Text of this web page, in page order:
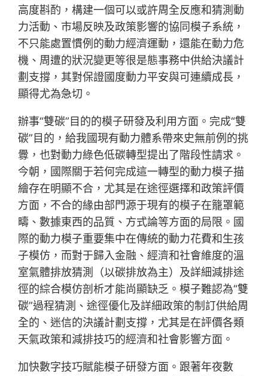
高度斟酌，構建一個可以或許周全反應和猜測動
力活動、市場反映及政策影響的協同模子系統，
不只能處置慣例的動力經濟運動，還能在動力危
機、周遭的狀況變更等很是態事務中供給決議計
劃支撐，其對保證國度動力平安與可連續成長，
顯得尤為急切。
辦事“雙碳”目的的模子研發及利用方面。完成“雙
碳”目的，給我國現有動力體系帶來史無前例的挑
釁，也對動力綠色低碳轉型提出了階段性請求。
今朝，國際關于若何完成這一轉型的動力模子描
繪存在明顯不合，尤其是在途徑選擇和政策評價
方面，不合的緣由部門源于現有的模子在籠罩範
疇、數據東西的品質、方式論等方面的局限。國
際的動力模子重要集中在傳統的動力花費和生孩
子模仿，而對于歸入金融、經濟和社會維度的溫
室氣體排放猜測（以碳排放為主）及詳細減排途
徑的綜合模仿剖析才能尚顯缺乏。模子難認為“雙
碳”過程猜測、途徑優化及詳細政策的制訂供給周
全的、迷信的決議計劃支撐，尤其是在評價各類
天氣政策和減排技巧的經濟和社會影響方面。
加快數字技巧賦能模子研發方面。跟著年夜數